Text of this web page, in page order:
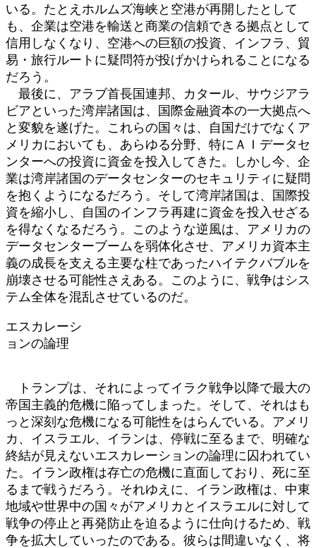
いる。たとえホルムズ海峡と空港が再開したとして
も、企業は空港を輸送と商業の信頼できる拠点として
信用しなくなり、空港への巨額の投資、インフラ、貿
易・旅行ルートに疑問符が投げかけられることになる
だろう。
最後に、アラブ首長国連邦、カタール、サウジアラ
ビアといった湾岸諸国は、国際金融資本の一大拠点へ
と変貌を遂げた。これらの国々は、自国だけでなくア
メリカにおいても、あらゆる分野、特にＡＩデータセ
ンターへの投資に資金を投入してきた。しかし今、企
業は湾岸諸国のデータセンターのセキュリティに疑問
を抱くようになるだろう。そして湾岸諸国は、国際投
資を縮小し、自国のインフラ再建に資金を投入せざる
を得なくなるだろう。このような逆風は、アメリカの
データセンターブームを弱体化させ、アメリカ資本主
義の成長を支える主要な柱であったハイテクバブルを
崩壊させる可能性さえある。このように、戦争はシス
テム全体を混乱させているのだ。
エスカレーシ
ョンの論理
トランプは、それによってイラク戦争以降で最大の
帝国主義的危機に陥ってしまった。そして、それはも
っと深刻な危機になる可能性をはらんでいる。アメリ
カ、イスラエル、イランは、停戦に至るまで、明確な
終結が見えないエスカレーションの論理に囚われてい
た。イラン政権は存亡の危機に直面しており、死に至
るまで戦うだろう。それゆえに、イラン政権は、中東
地域や世界中の国々がアメリカとイスラエルに対して
戦争の停止と再発防止を迫るように仕向けるため、戦
争を拡大していったのである。彼らは間違いなく、将